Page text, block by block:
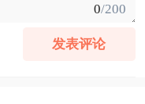
0/200
发表评论